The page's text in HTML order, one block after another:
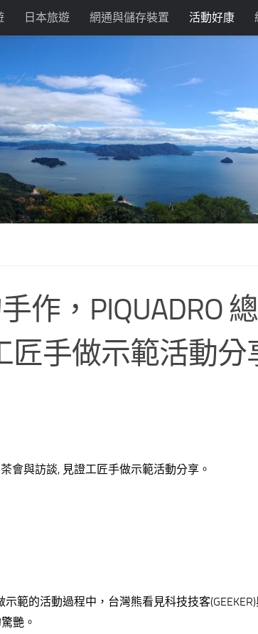
日本旅遊 網通與儲存裝置 活動好康
作，PIQUADRO
手做示範活動分
會與訪談, 見證工匠手做示範活動分享。
範的活動過程中，台灣熊看見科技技客
艷。